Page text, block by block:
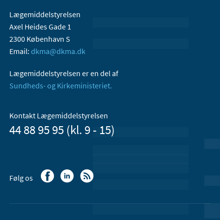
Lægemiddelstyrelsen
Axel Heides Gade 1
2300 København S
Email: dkma@dkma.dk
Lægemiddelstyrelsen er en del af
Sundheds- og Kirkeministeriet.
Kontakt Lægemiddelstyrelsen
44 88 95 95 (kl. 9 - 15)
Følg os